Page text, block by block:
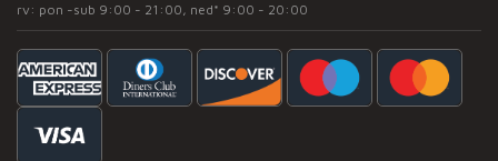
rv: pon -sub 9:00 - 21:00, ned* 9:00 - 20:00